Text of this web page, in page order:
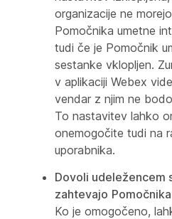
organizacije ne
Pomočnika umetne
tudi če je Pomočnik
sestanke vklopljen.
v aplikaciji Webex
vendar z njim ne
To nastavitev lahko
onemogočite tudi na
uporabnika.
Dovoli udeležencem
zahtevajo
Ko je omogočeno,